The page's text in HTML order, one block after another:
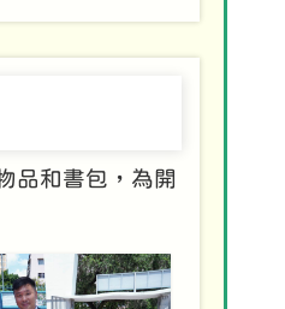
品和書包，為開